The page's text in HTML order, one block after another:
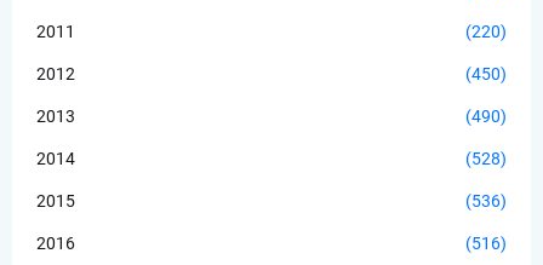
2011 (220)
2012 (450)
2013 (490)
2014 (528)
2015 (536)
2016 (516)